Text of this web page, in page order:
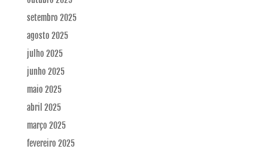
setembro 2025
agosto 2025
julho 2025
junho 2025
maio 2025
abril 2025
março 2025
fevereiro 2025